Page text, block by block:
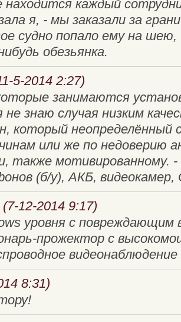
находится каждый
я, - мы заказали за
судно попало ему на
обезьянка.
5-2014 2:27)
занимаются
не знаю случая низким
который неопределённый
или же по недоверию
также мотивированному. -
(б/у), АКБ,
12-2014 9:17)
уровня с повреждающим
прожектор с
видеонаблюдение
8:31)